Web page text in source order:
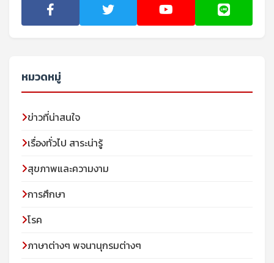
หมวดหมู่
ข่าวที่น่าสนใจ
เรื่องทั่วไป สาระน่ารู้
สุขภาพและความงาม
การศึกษา
โรค
ภาษาต่างๆ พจนานุกรมต่างๆ